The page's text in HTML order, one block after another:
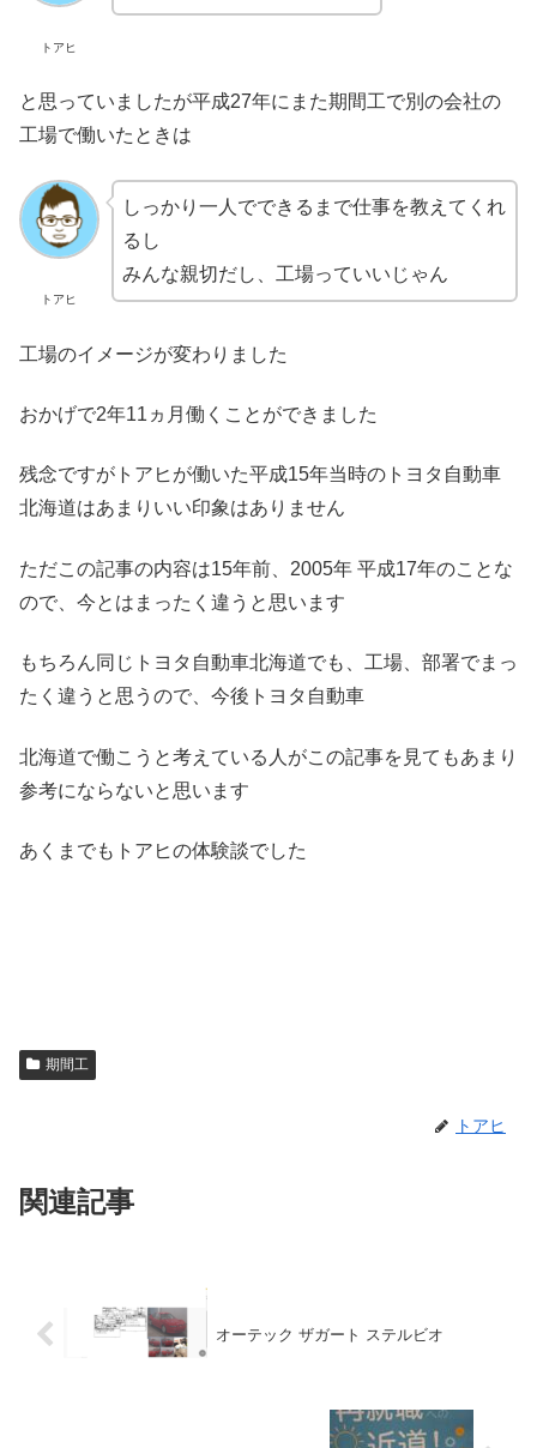
トアヒ
と思っていましたが平成27年にまた期間工で別の会社の
工場で働いたときは
トアヒ
しっかり一人でできるまで仕事を教えてくれ
るし
みんな親切だし、工場っていいじゃん
工場のイメージが変わりました
おかげで2年11ヵ月働くことができました
残念ですがトアヒが働いた平成15年当時のトヨタ自動車
北海道はあまりいい印象はありません
ただこの記事の内容は15年前、2005年 平成17年のことな
ので、今とはまったく違うと思います
もちろん同じトヨタ自動車北海道でも、工場、部署でまっ
たく違うと思うので、今後トヨタ自動車
北海道で働こうと考えている人がこの記事を見てもあまり
参考にならないと思います
あくまでもトアヒの体験談でした
期間工
トアヒ
関連記事
オーテック ザガート ステルビオ